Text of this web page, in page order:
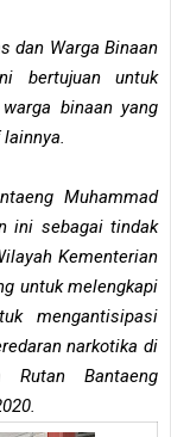
dan Warga Binaan
bertujuan untuk
binaan yang
Muhammad
ini sebagai tindak
Kementerian
untuk melengkapi
mengantisipasi
narkotika di
Rutan Bantaeng